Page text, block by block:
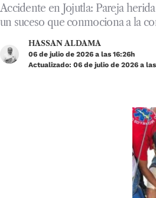
Accidente en Jojutla: Pareja
un suceso que conmociona a la
HASSAN ALDAMA
06 de julio de 2026 a las 16:26h
Actualizado: 06 de julio de 2026 a las